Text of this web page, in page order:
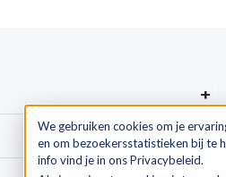
We gebruiken cookies om je
en om bezoekersstatistieken bij te
info vind je in ons Privacybeleid.